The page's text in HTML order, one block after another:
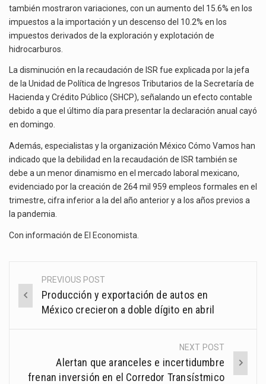
también mostraron variaciones, con un aumento del 15.6% en los
impuestos a la importación y un descenso del 10.2% en los
impuestos derivados de la exploración y explotación de
hidrocarburos.
La disminución en la recaudación de ISR fue explicada por la jefa
de la Unidad de Política de Ingresos Tributarios de la Secretaría de
Hacienda y Crédito Público (SHCP), señalando un efecto contable
debido a que el último día para presentar la declaración anual cayó
en domingo.
Además, especialistas y la organización México Cómo Vamos han
indicado que la debilidad en la recaudación de ISR también se
debe a un menor dinamismo en el mercado laboral mexicano,
evidenciado por la creación de 264 mil 959 empleos formales en el
trimestre, cifra inferior a la del año anterior y a los años previos a
la pandemia.
Con información de El Economista
Post
navigation
PREVIOUS POST
Producción y exportación de autos en
México crecieron a doble dígito en abril
NEXT POST
Alertan que aranceles e incertidumbre
frenan inversión en el Corredor Transístmico